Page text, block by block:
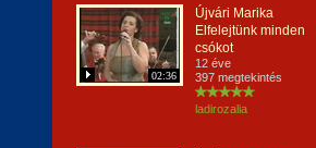
02:36
Újvári Marika
Elfelejtünk minden
csókot
12 éve
397 megtekintés
ladirozalia